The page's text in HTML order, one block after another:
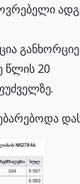
წლის 20